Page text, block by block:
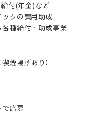
付(年金)など
ックの費用助成
各種給付・助成事業
煙場所あり）
で応募